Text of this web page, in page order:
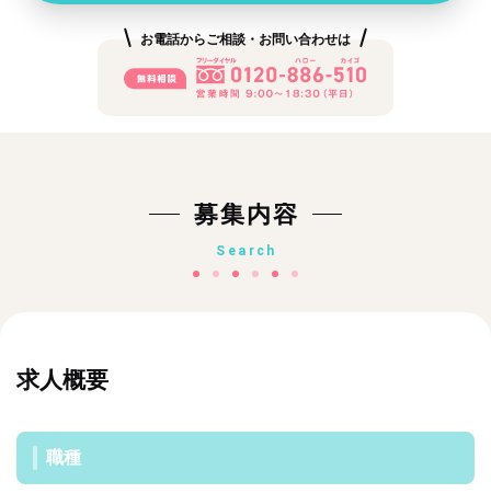
お電話からご相談・お問い合わせは
募集内容
Search
求人概要
職種